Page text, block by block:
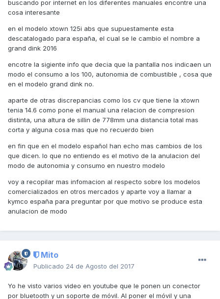
buscando por internet en los diferentes manuales encontre una
cosa interesante
en el modelo xtown 125i abs que supuestamente esta
descatalogado para españa, el cual se le cambio el nombre a
grand dink 2016
encotre la sigiente info que decia que la pantalla nos indicaen un
modo el consumo a los 100, autonomia de combustible , cosa que
en el modelo grand dink no.
aparte de otras discrepancias como los cv que tiene la xtown
tenia 14.6 como pone el manual una relacion de compresion
distinta, una altura de sillin de 778mm una distancia total mas
corta y alguna cosa mas que no recuerdo bien
en fin que en el modelo español han echo mas cambios de los
que dicen. lo que no entiendo es el motivo de la anulacion del
modo de autonomia y consumo en nuestro modelo
voy a recopilar mas infomacion al respecto sobre los modelos
comercializados en otros mercados y aparte voy a llamar a
kymco españa para preguntar por que motivo se produce esta
anulacion de modo
Mito
Publicado 24 de Agosto del 2017
Yo he visto varios video en youtube que le ponen un conector
por bluetooth y un soporte de móvil. Al poner el móvil y una